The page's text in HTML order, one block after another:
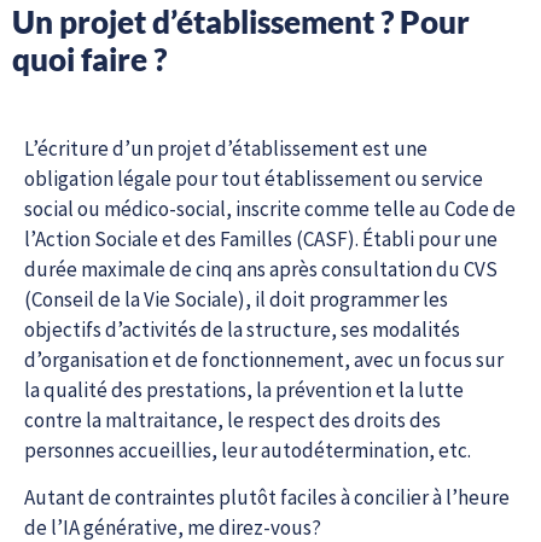
Un projet d’établissement ? Pour
quoi faire ?
L’écriture d’un projet d’établissement est une
obligation légale pour tout établissement ou service
social ou médico-social, inscrite comme telle au Code de
l’Action Sociale et des Familles (CASF). Établi pour une
durée maximale de cinq ans après consultation du CVS
(Conseil de la Vie Sociale), il doit programmer les
objectifs d’activités de la structure, ses modalités
d’organisation et de fonctionnement, avec un focus sur
la qualité des prestations, la prévention et la lutte
contre la maltraitance, le respect des droits des
personnes accueillies, leur autodétermination, etc.
Autant de contraintes plutôt faciles à concilier à l’heure
de l’IA générative, me direz-vous?